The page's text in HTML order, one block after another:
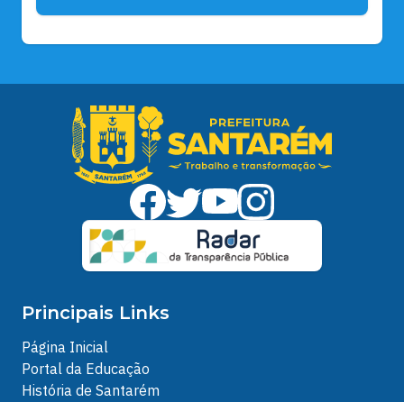
Principais Links
Página Inicial
Portal da Educação
História de Santarém